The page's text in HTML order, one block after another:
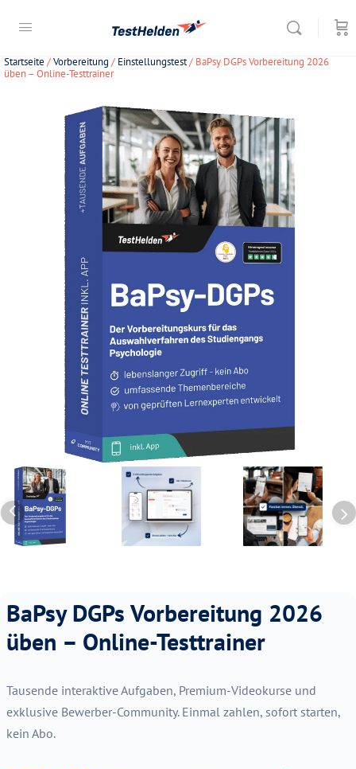
Startseite /Vorbereitung / Einstellungstest/ BaPsy DGPs Vorbereitung 2026
üben – Online-Testtrainer
BaPsy DGPs Vorbereitung 2026
üben – Online-Testtrainer
Tausende interaktive Aufgaben, Premium-Videokurse und
exklusive Bewerber-Community. Einmal zahlen, sofort starten,
kein Abo.